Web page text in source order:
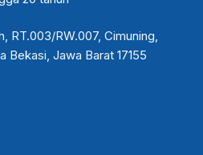
RT.003/RW.007, Cimuning,
Bekasi, Jawa Barat 17155